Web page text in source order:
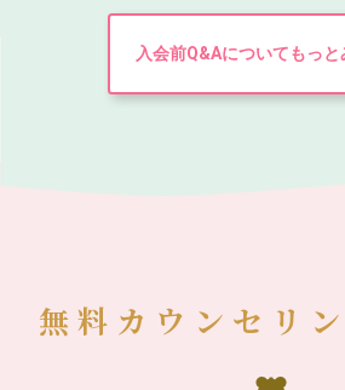
入会前Q&Aについてもっと
無料カウンセリ